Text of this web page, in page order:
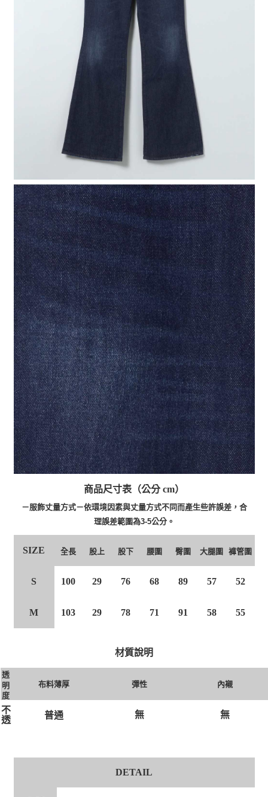
商品尺寸表（公分 cm）
－服飾丈量方式－依環境因素與丈量方式不同而產生些許誤差，合
理誤差範圍為3-5公分。
SIZE 全長 股上 股下 腰圍 臀圍 大腿圍 褲管圍
S 100 29 76 68 89 57 52
M 103 29 78 71 91 58 55
材質說明
透
明
度
布料薄厚 彈性 內襯
不
透
普通 無 無
DETAIL